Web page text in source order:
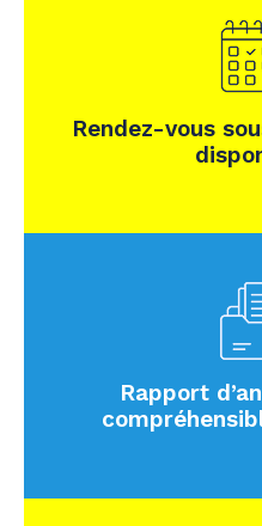
Rendez-vous
Rapport